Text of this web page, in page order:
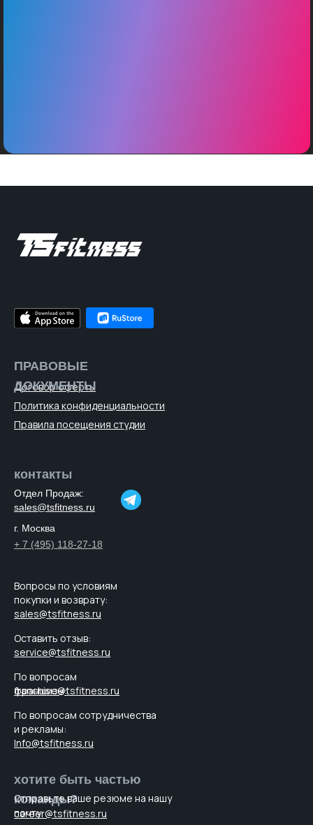
Политика конфиденциальности
Договор оферты
Правила посещения студии
ПРАВОВЫЕ
ДОКУМЕНТЫ
Отдел Продаж:
sales@tsfitness.ru
Вопросы по условиям
покупки и возврату:
sales@tsfitness.ru
Оставить отзыв:
service@tsfitness.ru
По вопросам
франшизы:
franchise@tsfitness.ru
По вопросам cотрудничества
и рекламы:
Info@tsfitness.ru
контакты
хотите быть частью
команды?
Отправьте ваше резюме на нашу
почту
career@tsfitness.ru
+ 7 (495) 118-27-18
г. Москва